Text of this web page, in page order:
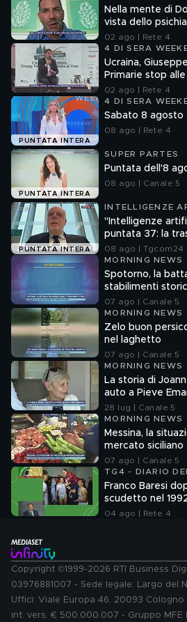
Nella mente di
vista dello
Mendolicchio
02 ago | Rete 4
4 DI SERA
Ucraina,
Primarie stop
02 ago | Rete 4
PUNTATA INTERA
4 DI SERA
Sabato 8 agosto
08 ago | Rete 4
PUNTATA INTERA
SUPER PARTES
Puntata dell'8
08 ago | Canale 5
PUNTATA INTERA
INTELLIGENZE
A NOI
"Intelligenze
08 ago | Tgcom24
MORNING NEWS
Spotorno, la
stabilimenti
07 ago | Canale 5
MORNING NEWS
Zelo buon
nel laghetto
07 ago | Canale 5
MORNING NEWS
La storia di
auto a Pieve
28 lug | Canale 5
MORNING NEWS
Messina, la
mercato siciliano
07 ago | Canale 5
TG4 - DIARIO
Franco Baresi
scudetto nel
04 ago | Rete 4
Copyright ©1999-2026 RTI Business
03976881007 - Sede legale: Largo del
Uffici: Viale Europa 46, 20093 Cologno
int. vers. € 500.000.007 - Gruppo MFE